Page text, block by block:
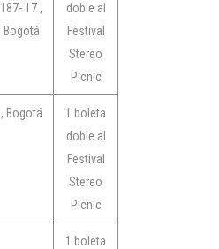
187- 17 ,
Bogotá
doble al
Festival
Stereo
Picnic
, Bogotá
1 boleta
doble al
Festival
Stereo
Picnic
1 boleta